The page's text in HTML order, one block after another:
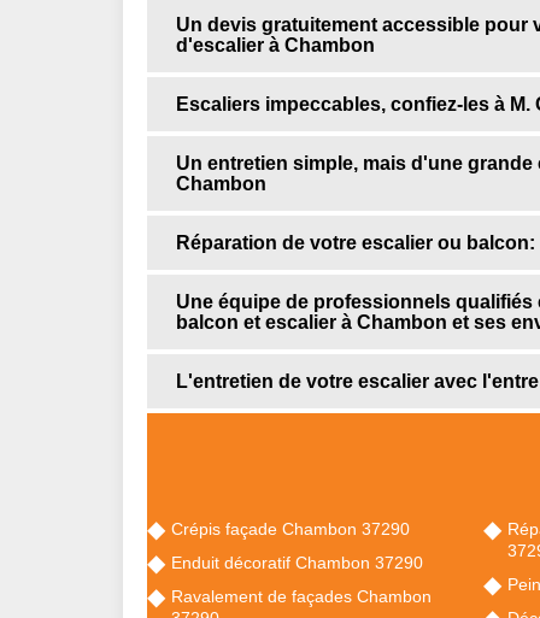
Un devis gratuitement accessible pour
d'escalier à Chambon
Escaliers impeccables, confiez-les à M.
Un entretien simple, mais d'une
Chambon
Réparation de votre escalier ou
Une équipe de professionnels
balcon et escalier à Chambon et ses
L'entretien de votre escalier avec
Crépis façade Chambon 37290
Enduit décoratif Chambon 37290
Ravalement de façades Chambon